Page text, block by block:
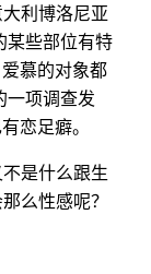
利博洛尼亚
某些部位有特
慕的对象都
一项调查发
恋足癖。
是什么跟生
么性感呢？